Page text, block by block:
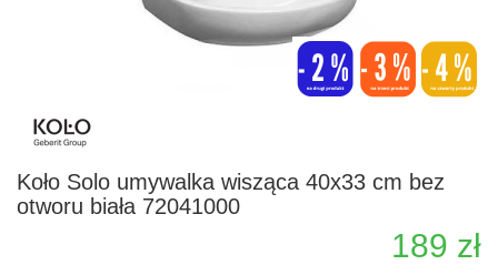
Koło Solo umywalka wisząca 40x33 cm bez
otworu biała 72041000
189 zł